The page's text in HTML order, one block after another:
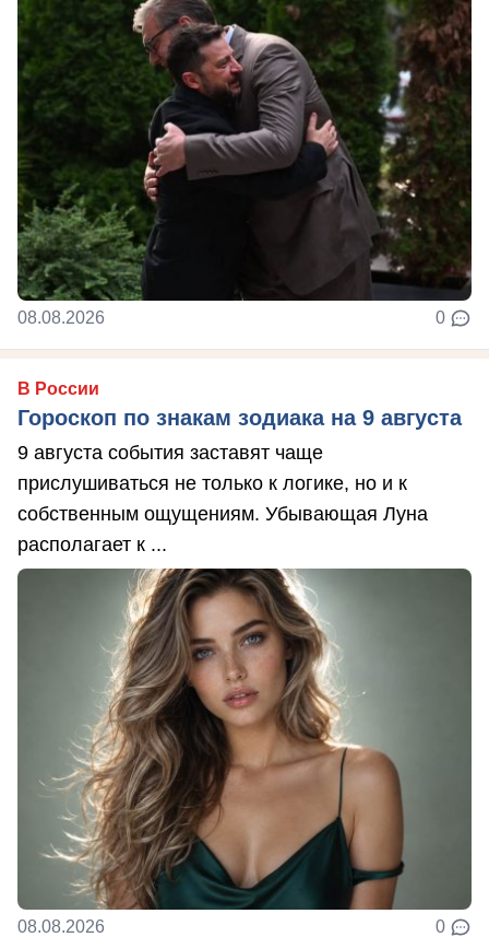
08.08.2026 0
В России
Гороскоп по знакам зодиака на 9 августа
9 августа события заставят чаще
прислушиваться не только к логике, но и к
собственным ощущениям. Убывающая Луна
располагает к ...
08.08.2026 0